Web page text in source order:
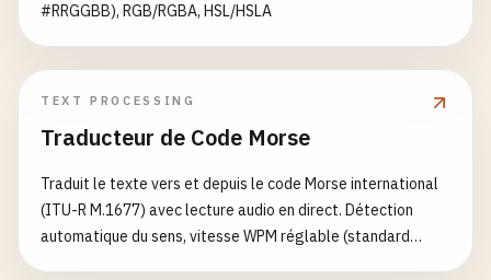
# --- Testing Edge Cases ---
abcde
123
12-345
#RRGGBB), RGB/RGBA, HSL/HSLA
TEXT PROCESSING
Traducteur de Code Morse
Traduit le texte vers et depuis le code Morse international
(ITU-R M.1677) avec lecture audio en direct. Détection
automatique du sens, vitesse WPM réglable (standard